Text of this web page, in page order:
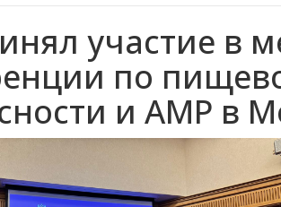
участие в
по
и АМР в